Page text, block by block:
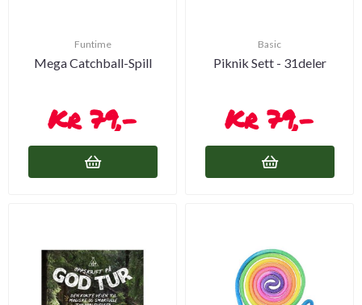
Funtime
Mega Catchball-Spill
79,-
Basic
Piknik Sett - 31deler
79,-